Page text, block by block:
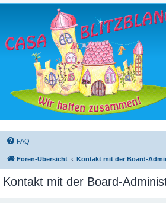
FAQ
Foren-Übersicht Kontakt mit der Board-
Kontakt mit der Board-